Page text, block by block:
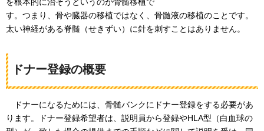
す。つまり、骨や臓器の移植ではなく、骨髄液の移植のことです。
太い神経がある脊髄（せきずい）に針を刺すことはありません。
ドナー登録の概要
ドナーになるためには、骨髄バンクにドナー登録をする必要があ
ります。ドナー登録希望者は、説明員から登録やHLA型（白血球の